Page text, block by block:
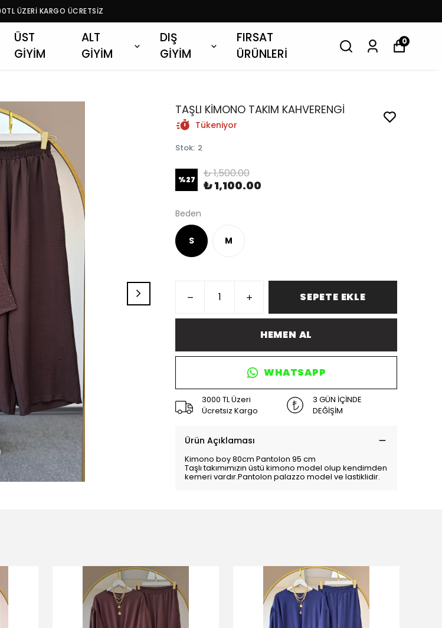
ÜZERİ KARGO ÜCRETSİZ
ÜST
GİYİM
ALT
GİYİM
DIŞ
GİYİM
FIRSAT
ÜRÜNLERİ
0
TAŞLI KİMONO TAKIM KAHVERENGİ
Tükeniyor
Stok: 2
%27 ₺ 1,500.00
₺ 1,100.00
Beden
S M
SEPETE EKLE
HEMEN AL
WHATSAPP
3000 TL Üzeri
Ücretsiz Kargo
3 GÜN İÇİNDE
DEĞİŞİM
Ürün Açıklaması
Kimono boy 80cm Pantolon 95 cm
Taşlı takımımızın üstü kimono model olup kendimden
kemeri vardır.Pantolon palazzo model ve lastiklidir.